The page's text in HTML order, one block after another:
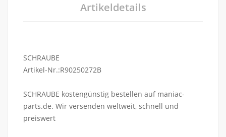
Artikeldetails
SCHRAUBE
Artikel-Nr.:R90250272B
SCHRAUBE kostengünstig bestellen auf maniac-
parts.de. Wir versenden weltweit, schnell und
preiswert